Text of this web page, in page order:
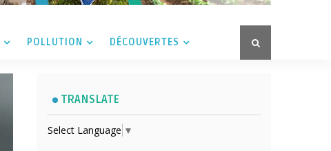
POLLUTION DÉCOUVERTES
TRANSLATE
Select Language ▼